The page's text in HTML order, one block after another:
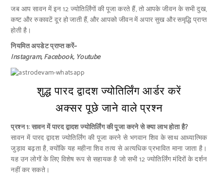
जब आप सावन में इन 12 ज्योतिर्लिंगों की पूजा करते हैं, तो आपके जीवन के सभी दुख,
कष्ट और रुकावटें दूर हो जाती हैं, और आपको जीवन में अपार सुख और समृद्धि प्राप्त
होती है।
नियमित अपडेट प्राप्त करें~
Instagram,Facebook, Youtube
शुद्ध पारद द्वादश ज्योतिर्लिंग आर्डर करें
अक्सर पूछे जाने वाले प्रश्न
प्रश्न 1: सावन में पारद द्वादश ज्योतिर्लिंग की पूजा करने से क्या लाभ होता है?
सावन में पारद द्वादश ज्योतिर्लिंग की पूजा करने से भगवान शिव के साथ आध्यात्मिक
जुड़ाव बढ़ता है, क्योंकि यह महीना शिव तत्व से अत्यधिक प्रभावित माना जाता है।
यह उन लोगों के लिए विशेष रूप से सहायक है जो सभी 12 ज्योतिर्लिंग मंदिरों के दर्शन
नहीं कर सकते।